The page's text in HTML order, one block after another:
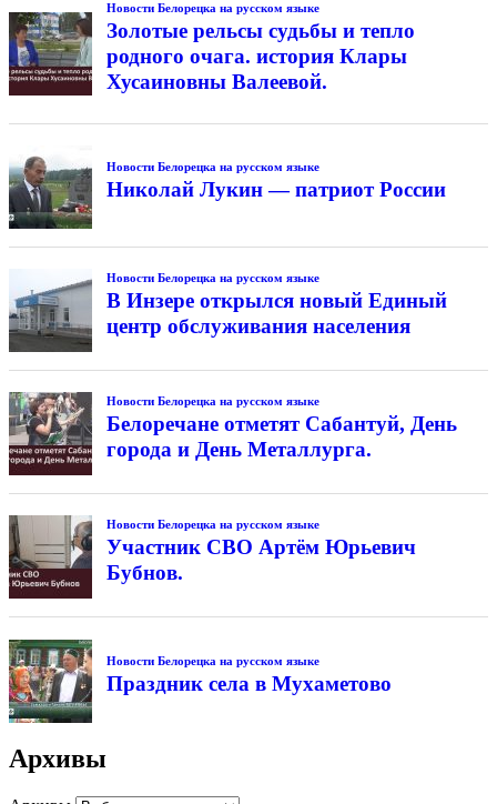
Новости Белорецка на русском языке
Золотые рельсы судьбы и тепло
родного очага. история Клары
Хусаиновны Валеевой.
Новости Белорецка на русском языке
Николай Лукин — патриот России
Новости Белорецка на русском языке
В Инзере открылся новый Единый
центр обслуживания населения
Новости Белорецка на русском языке
Белоречане отметят Сабантуй, День
города и День Металлурга.
Новости Белорецка на русском языке
Участник СВО Артём Юрьевич
Бубнов.
Новости Белорецка на русском языке
Праздник села в Мухаметово
Архивы